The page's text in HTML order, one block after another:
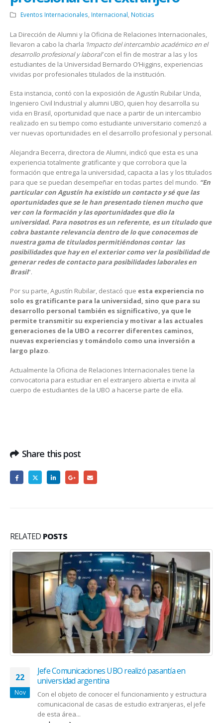
Eventos Internacionales Internacional Noticias
La Dirección de Alumni y la Oficina de Relaciones Internacionales,
llevaron a cabo la charla ‘Impacto del intercambio académico en el
desarrollo profesional y laboral’con el fin de mostrar a las y los
estudiantes de la Universidad Bernardo O’Higgins, experiencias
vividas por profesionales titulados de la institución.
Esta instancia, contó con la exposición de Agustín Rubilar Unda,
Ingeniero Civil Industrial y alumni UBO, quien hoy desarrolla su
vida en Brasil, oportunidad que nace a partir de un intercambio
realizado en su tiempo como estudiante universitario comenzó a
ver nuevas oportunidades en el desarrollo profesional y personal.
Alejandra Becerra, directora de Alumni, indicó que esta es una
experiencia totalmente gratificante y que corrobora que la
formación que entrega la universidad, capacita a las y los titulados
para que se puedan desempeñar en todas partes del mundo. “En
particular con Agustín ha existido un contacto y sé que las
oportunidades que se le han presentado tienen mucho que
ver con la formación y las oportunidades que dio la
universidad. Para nosotros es un referente, es un titulado que
cobra bastante relevancia dentro de lo que conocemos de
nuestra gama de titulados permitiéndonos contar las
posibilidades que hay en el exterior como ver la posibilidad de
generar redes de contacto para posibilidades laborales en
Brasil”.
Por su parte, Agustín Rubilar, destacó que esta experiencia no
solo es gratificante para la universidad, sino que para su
desarrollo personal también es significativo, ya que le
permite transmitir su experiencia y motivar a las actuales
generaciones de la UBO a recorrer diferentes caminos,
nuevas experiencias y tomándolo como una inversión a
largo plazo.
Actualmente la Oficina de Relaciones Internacionales tiene la
convocatoria para estudiar en el extranjero abierta e invita al
cuerpo de estudiantes de la UBO a hacerse parte de ella.
Share this post
RELATED POSTS
22
Nov
Jefe Comunicaciones UBO realizó pasantía en
universidad argentina
Con el objeto de conocer el funcionamiento y estructura
comunicacional de casas de estudio extranjeras, el jefe
de esta área...